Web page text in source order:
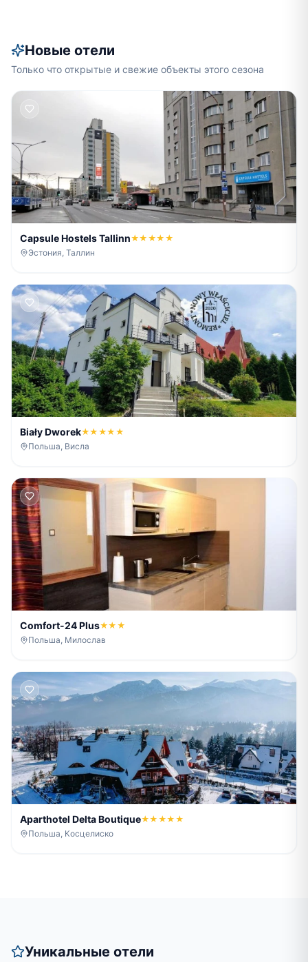
Новые отели
Только что открытые и свежие объекты этого сезона
Capsule Hostels Tallinn★★★★★
Эстония, Таллин
Biały Dworek★★★★★
Польша, Висла
Comfort-24 Plus★★★
Польша, Милослав
Aparthotel Delta Boutique★★★★★
Польша, Косцелиско
Уникальные отели